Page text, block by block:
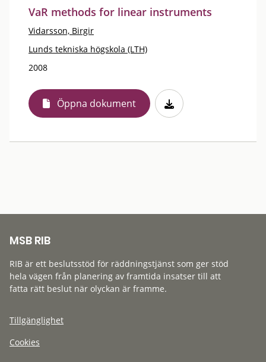
VaR methods for linear instruments
Vidarsson, Birgir
Lunds tekniska högskola (LTH)
2008
Öppna dokument
MSB RIB
RIB är ett beslutsstöd för räddningstjänst som ger stöd
hela vägen från planering av framtida insatser till att
fatta rätt beslut när olyckan är framme.
Tillgänglighet
Cookies